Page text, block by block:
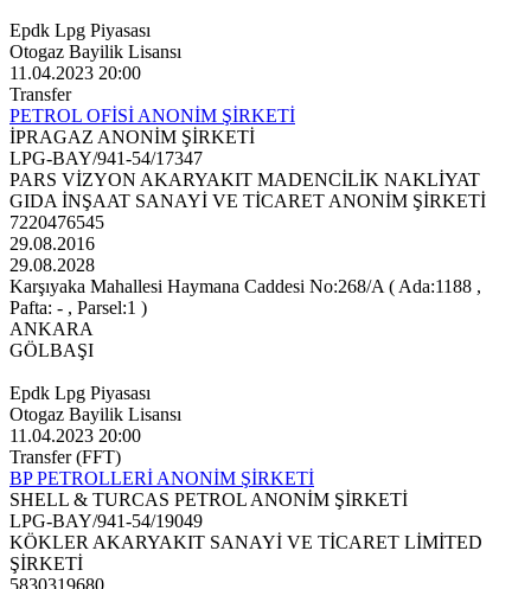
Epdk Lpg Piyasası
Otogaz Bayilik Lisansı
11.04.2023 20:00
Transfer
PETROL OFİSİ ANONİM ŞİRKETİ
İPRAGAZ ANONİM ŞİRKETİ
LPG-BAY/941-54/17347
PARS VİZYON AKARYAKIT MADENCİLİK NAKLİYAT
GIDA İNŞAAT SANAYİ VE TİCARET ANONİM ŞİRKETİ
7220476545
29.08.2016
29.08.2028
Karşıyaka Mahallesi Haymana Caddesi No:268/A ( Ada:1188 ,
Pafta: - , Parsel:1 )
ANKARA
GÖLBAŞI
Epdk Lpg Piyasası
Otogaz Bayilik Lisansı
11.04.2023 20:00
Transfer (FFT)
BP PETROLLERİ ANONİM ŞİRKETİ
SHELL & TURCAS PETROL ANONİM ŞİRKETİ
LPG-BAY/941-54/19049
KÖKLER AKARYAKIT SANAYİ VE TİCARET LİMİTED
ŞİRKETİ